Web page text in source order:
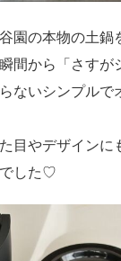
園の本物の土鍋
間から「さすが
ないシンプルで
目やデザインに
した♡